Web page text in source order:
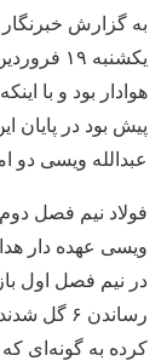
به گزارش
یکشنبه
پیش بود در پایان
عبدالله ویسی دو
فولاد نیم فصل
ویسی عهده دار
رساندن ۶